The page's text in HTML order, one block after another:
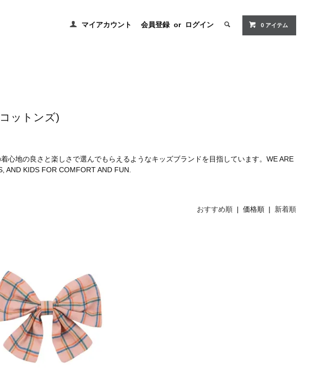
マイアカウント 会員登録 or ログイン 0 アイテム
ットンズ)
地の良さと楽しさで選んでもらえるようなキッズブランドを目指しています。WE ARE
AND KIDS FOR COMFORT AND FUN.
おすすめ順 | 価格順 | 新着順